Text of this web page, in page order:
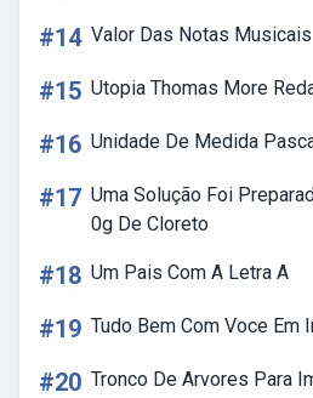
#14 Valor Das Notas Musicais
#15 Utopia Thomas More
#16 Unidade De Medida
#17 Uma Solução Foi
0g De Cloreto
#18 Um Pais Com A Letra A
#19 Tudo Bem Com Voce Em
#20 Tronco De Arvores Para